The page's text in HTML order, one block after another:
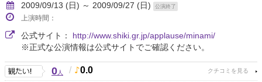
2009/09/13 (日) ～ 2009/09/27 (日) 公演終了
上演時間：
公式サイト： http://www.shiki.gr.jp/applause/minami/
※正式な公演情報は公式サイトでご確認ください。
0人 / 0.0